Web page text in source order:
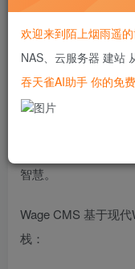
要介绍的是Wage
方案，旨在让内容发
Wage CMS是由开
功能丰富的 CMS 平
发体验，同时保持
链接，你可以直接
智慧。
Wage CMS 基于现
栈：
欢迎来到陌上烟雨遥
NAS、云服务器 建站
吞天雀AI助手 你的免